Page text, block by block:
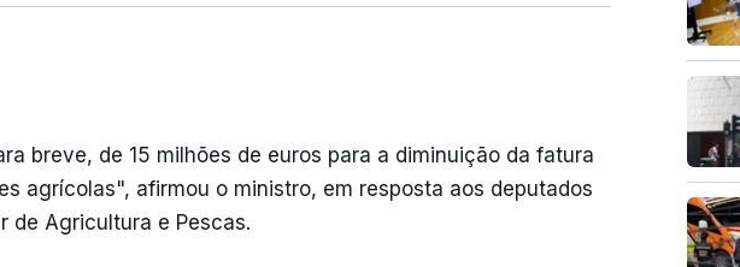
breve, de 15 milhões de euros para a diminuição da fatura
agrícolas", afirmou o ministro, em resposta aos deputados
de Agricultura e Pescas.